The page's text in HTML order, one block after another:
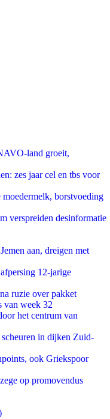
land groeit,
zes jaar cel en tbs voor
borstvoeding
verspreiden desinformatie
aan, dreigen met
12-jarige
ruzie over pakket
van week 32
het centrum van
in dijken Zuid-
ook Griekspoor
op promovendus